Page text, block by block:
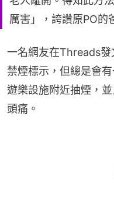
厲害」，誇讚原PO的
一名網友在Threads發
禁煙標示，但總是會
遊樂設施附近抽煙，
頭痛。